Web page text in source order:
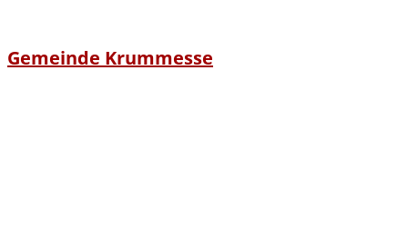
Gemeinde Krummesse